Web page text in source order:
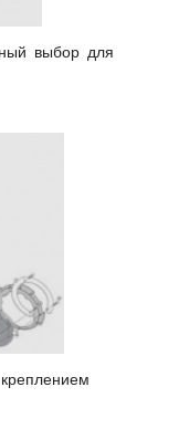
выбор для